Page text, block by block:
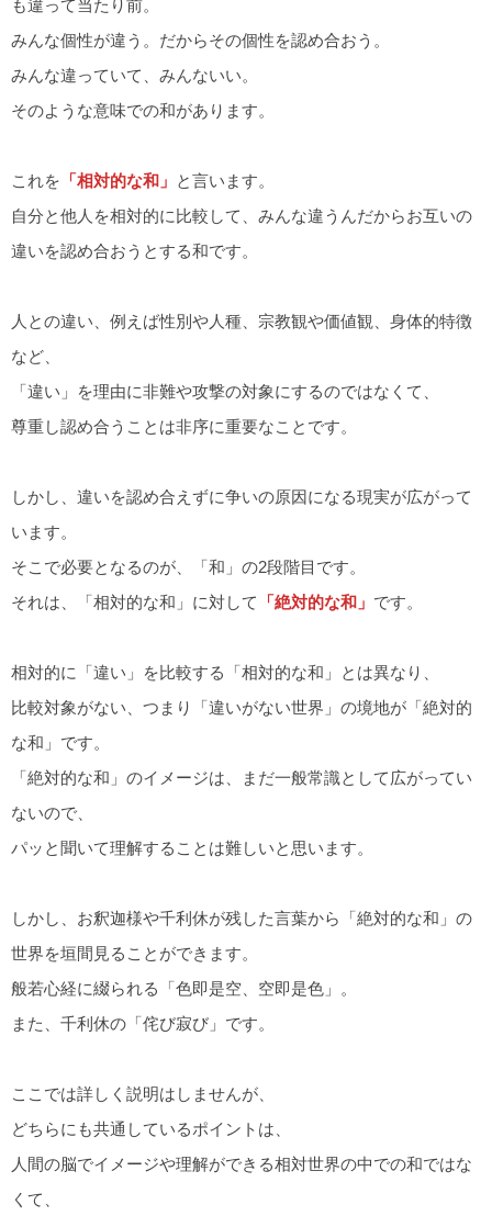
も違って当たり前。
みんな個性が違う。だからその個性を認め合おう。
みんな違っていて、みんないい。
そのような意味での和があります。
これを 「相対的な和」 と言います。
自分と他人を相対的に比較して、みんな違うんだからお互いの
違いを認め合おうとする和です。
人との違い、例えば性別や人種、宗教観や価値観、身体的特徴
など、
「違い」を理由に非難や攻撃の対象にするのではなくて、
尊重し認め合うことは非序に重要なことです。
しかし、違いを認め合えずに争いの原因になる現実が広がって
います。
そこで必要となるのが、「和」の2段階目です。
それは、「相対的な和」に対して
「絶対的な和」 です。
相対的に「違い」を比較する「相対的な和」とは異なり、
比較対象がない、つまり「違いがない世界」の境地が「絶対的
な和」です。
「絶対的な和」のイメージは、まだ一般常識として広がってい
ないので、
パッと聞いて理解することは難しいと思います。
しかし、お釈迦様や千利休が残した言葉から「絶対的な和」の
世界を垣間見ることができます。
般若心経に綴られる「色即是空、空即是色」。
また、千利休の「侘び寂び」です。
ここでは詳しく説明はしませんが、
どちらにも共通しているポイントは、
人間の脳でイメージや理解ができる相対世界の中での和ではな
くて、